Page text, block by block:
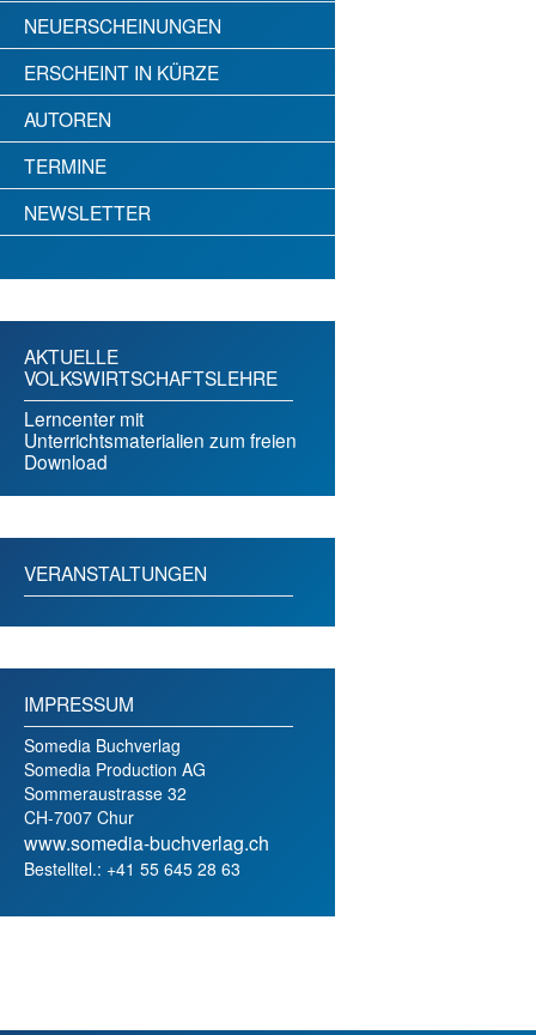
NEUERSCHEINUNGEN
ERSCHEINT IN KÜRZE
AUTOREN
TERMINE
NEWSLETTER
AKTUELLE
VOLKSWIRTSCHAFTSLEHRE
Lerncenter mit
Unterrichtsmaterialien zum freien
Download
VERANSTALTUNGEN
IMPRESSUM
Somedia Buchverlag
Somedia Production AG
Sommeraustrasse 32
CH-7007 Chur
www.somedia-buchverlag.ch
Bestelltel.: +41 55 645 28 63